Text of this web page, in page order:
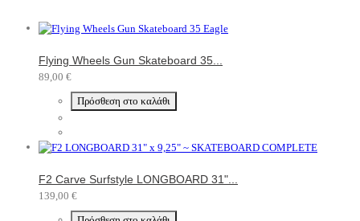
Flying Wheels Gun Skateboard 35...
89,00 €
Πρόσθεση στο καλάθι
F2 Carve Surfstyle LONGBOARD 31"...
139,00 €